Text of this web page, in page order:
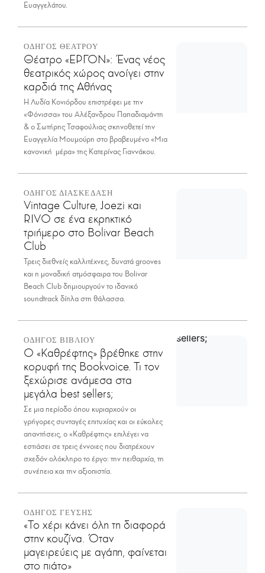
Ευαγγελάτου.
ΟΔΗΓΟΣ ΘΕΑΤΡΟΥ
Θέατρο «ΕΡΓΟΝ»: Ένας νέος
θεατρικός χώρος ανοίγει στην
καρδιά της Αθήνας
Η Λυδία Κονιόρδου επιστρέφει με την
«Φόνισσα» του Αλέξανδρου Παπαδιαμάντη
& ο Σωτήρης Τσαφούλιας σκηνοθετεί την
Ευαγγελία Μουμούρη στο βραβευμένο «Μια
κανονική μέρα» της Κατερίνας Γιαννάκου.
ΟΔΗΓΟΣ ΔΙΑΣΚΕΔΑΣΗ
Vintage Culture, Joezi και
RIVO σε ένα εκρηκτικό
τριήμερο στο Bolivar Beach
Club
Τρεις διεθνείς καλλιτέχνες, δυνατά grooves
και η μοναδική ατμόσφαιρα του Bolivar
Beach Club δημιουργούν το ιδανικό
soundtrack δίπλα στη θάλασσα.
ΟΔΗΓΟΣ ΒΙΒΛΙΟΥ
Ο «Καθρέφτης» βρέθηκε στην
κορυφή της Bookvoice. Τι τον
ξεχώρισε ανάμεσα στα
μεγάλα best sellers;
Σε μια περίοδο όπου κυριαρχούν οι
γρήγορες συνταγές επιτυχίας και οι εύκολες
απαντήσεις, ο «Καθρέφτης» επιλέγει να
εστιάσει σε τρεις έννοιες που διατρέχουν
σχεδόν ολόκληρο το έργο: την πειθαρχία, τη
συνέπεια και την αξιοπιστία.
ΟΔΗΓΟΣ ΓΕΥΣΗΣ
«Το χέρι κάνει όλη τη διαφορά
στην κουζίνα. Όταν
μαγειρεύεις με αγάπη, φαίνεται
στο πιάτο»